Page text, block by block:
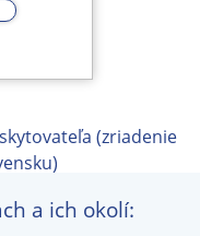
(zriadenie
a ich okolí: